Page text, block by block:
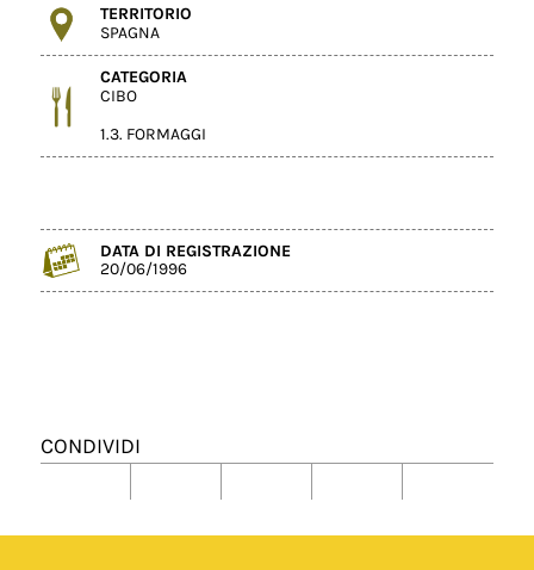
TERRITORIO
SPAGNA
CATEGORIA
CIBO
1.3. FORMAGGI
DATA DI REGISTRAZIONE
20/06/1996
CONDIVIDI